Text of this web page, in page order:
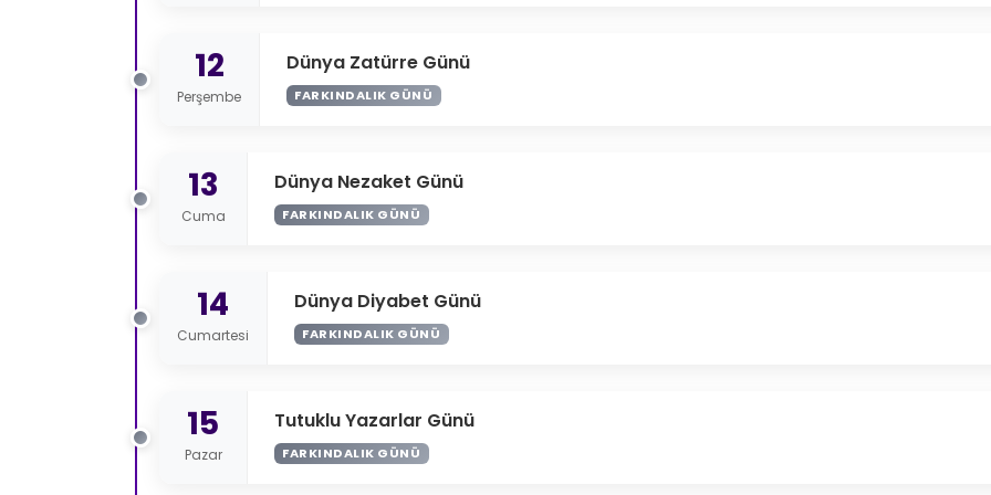
12
Perşembe
Dünya Zatürre Günü
FARKINDALIK GÜNÜ
13
Cuma
Dünya Nezaket Günü
FARKINDALIK GÜNÜ
14
Cumartesi
Dünya Diyabet Günü
FARKINDALIK GÜNÜ
15
Pazar
Tutuklu Yazarlar Günü
FARKINDALIK GÜNÜ